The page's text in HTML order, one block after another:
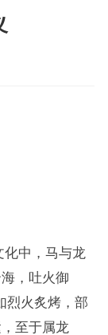
化中，马与龙
，吐火御
烈火炙烤，部
至于属龙